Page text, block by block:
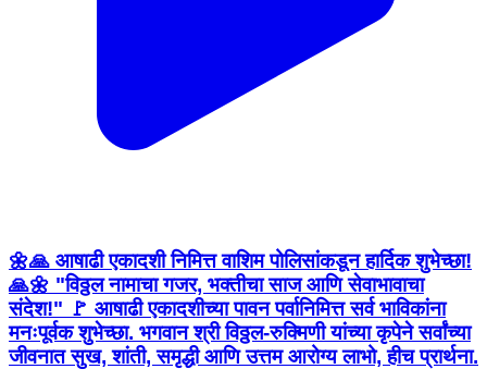
🌼🙏 आषाढी एकादशी निमित्त वाशिम पोलिसांकडून हार्दिक शुभेच्छा!
🙏🌼 "विठ्ठल नामाचा गजर, भक्तीचा साज आणि सेवाभावाचा
संदेश!" 🚩 आषाढी एकादशीच्या पावन पर्वानिमित्त सर्व भाविकांना
मनःपूर्वक शुभेच्छा. भगवान श्री विठ्ठल-रुक्मिणी यांच्या कृपेने सर्वांच्या
जीवनात सुख, शांती, समृद्धी आणि उत्तम आरोग्य लाभो, हीच प्रार्थना.